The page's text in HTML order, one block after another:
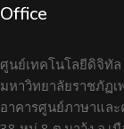
Office
ศูนย์เทคโนโลยีดิจิทัล
มหาวิทยาลัยราชภัฏเ
อาคารศูนย์ภาษาแล